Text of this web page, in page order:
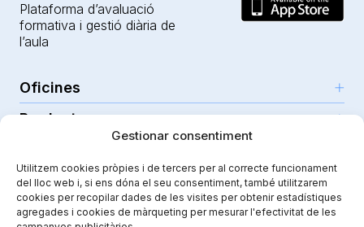
Gestionar consentiment
Utilitzem cookies pròpies i de tercers per al correcte funcionament
del lloc web i, si ens dóna el seu consentiment, també utilitzarem
cookies per recopilar dades de les visites per obtenir estadístiques
agregades i cookies de màrqueting per mesurar l'efectivitat de les
Plataforma d’avaluació
formativa i gestió diària de
l’aula
Oficines
C/Emili Grahit, 91
Edifici Monturiol
Planta 1, oficina C01-02
Productes
Per a docents
Per a centres públics
Funcionalitats
Tutorials i ajuda
Seguretat
Seguretat i privacitat